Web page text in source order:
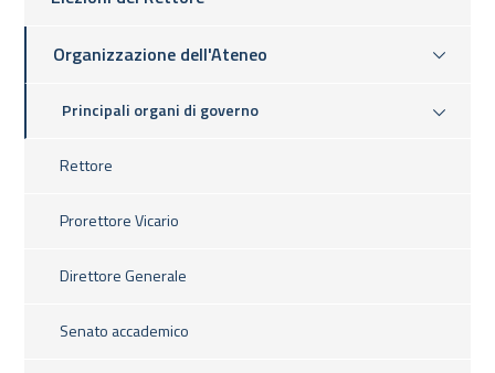
Organizzazione dell'Ateneo
Principali organi di governo
Rettore
Prorettore Vicario
Direttore Generale
Senato accademico